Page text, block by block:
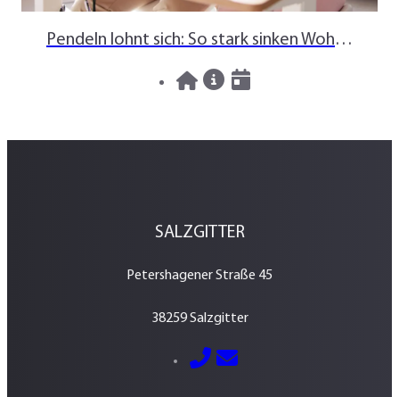
Pendeln lohnt sich: So stark sinken Wohnungspreise im Umland
News
30.07.2026
SALZGITTER
Petershagener Straße 45
38259 Salzgitter
05341 – 2884600
E-Mail senden